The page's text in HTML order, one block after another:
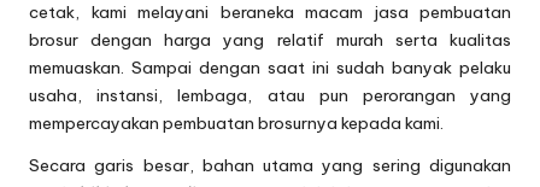
cetak, kami melayani beraneka macam jasa pembuatan
brosur dengan harga yang relatif murah serta kualitas
memuaskan. Sampai dengan saat ini sudah banyak pelaku
usaha, instansi, lembaga, atau pun perorangan yang
mempercayakan pembuatan brosurnya kepada kami.
Secara garis besar, bahan utama yang sering digunakan